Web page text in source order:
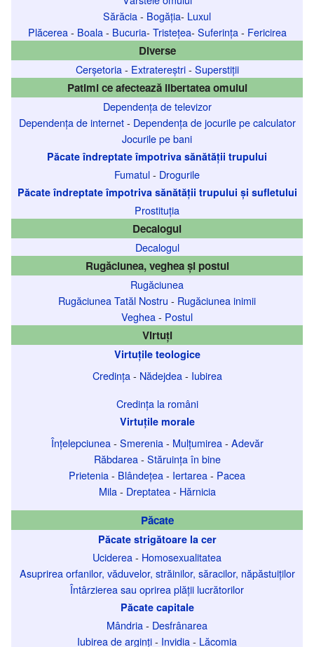
Sărăcia- Bogăția- Luxul
Plăcerea- Boala- Bucuria- Tristețea- Suferința- Fericirea
Diverse
Cerșetoria- Extratereștri- Superstiții
Patimi ce afectează libertatea omului
Dependența de televizor
Dependența de internet- Dependența de jocurile pe calculator
Jocurile pe bani
Păcate îndreptate împotriva sănătății trupului
Fumatul- Drogurile
Păcate îndreptate împotriva sănătății trupului și sufletului
Prostituția
Decalogul
Decalogul
Rugăciunea, veghea și postul
Rugăciunea
Rugăciunea Tatăl Nostru - Rugăciunea inimii
Veghea- Postul
Virtuți
Virtuțile teologice
Credința- Nădejdea- Iubirea
Credința la români
Virtuțile morale
Înțelepciunea- Smerenia- Mulțumirea- Adevăr
Răbdarea- Stăruința în bine
Prietenia- Blândețea- Iertarea- Pacea
Mila- Dreptatea- Hărnicia
Păcate
Păcate strigătoare la cer
Uciderea- Homosexualitatea
Asuprirea orfanilor, văduvelor, străinilor, săracilor, năpăstuiților
Întârzierea sau oprirea plății lucrătorilor
Păcate capitale
Mândria- Desfrânarea
Iubirea de arginți- Invidia- Lăcomia